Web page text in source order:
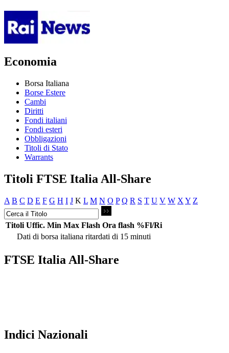
Economia
Borsa Italiana
Borse Estere
Cambi
Diritti
Fondi italiani
Fondi esteri
Obbligazioni
Titoli di Stato
Warrants
Titoli FTSE Italia All-Share
A B C D E F G H I J K L M N O P Q R S T U V W X Y Z
Titoli Uffic. Min Max Flash Ora flash %Fl/Ri
Dati di borsa italiana ritardati di 15 minuti
FTSE Italia All-Share
Indici Nazionali